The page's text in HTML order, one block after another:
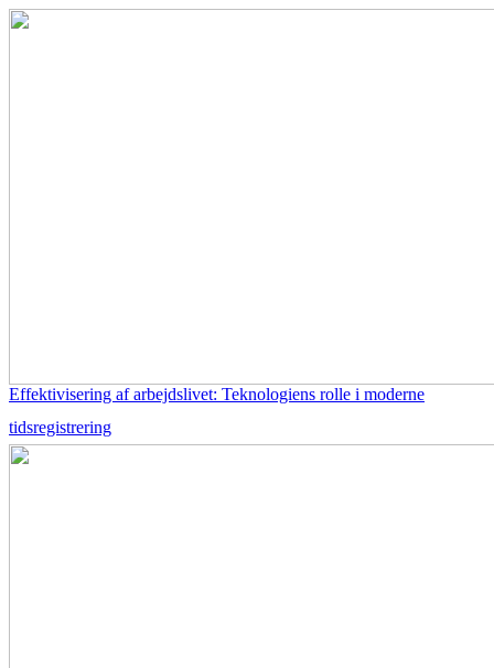
Effektivisering af arbejdslivet: Teknologiens rolle i moderne
tidsregistrering